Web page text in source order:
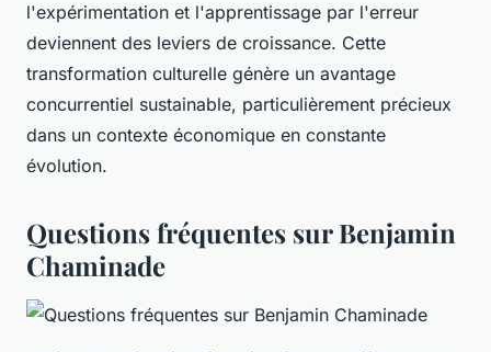
l'expérimentation et l'apprentissage par l'erreur
deviennent des leviers de croissance. Cette
transformation culturelle génère un avantage
concurrentiel sustainable, particulièrement précieux
dans un contexte économique en constante
évolution.
Questions fréquentes sur Benjamin
Chaminade